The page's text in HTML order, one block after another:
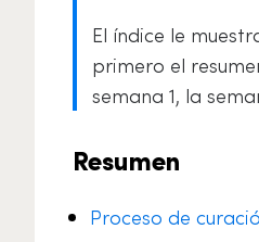
El índice le
primero el
semana 1, la
Resumen
Proceso de